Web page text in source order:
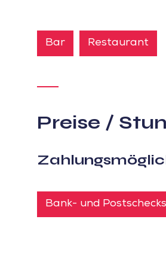
Bar Restaurant
Preise /
Bank- und Postschecks